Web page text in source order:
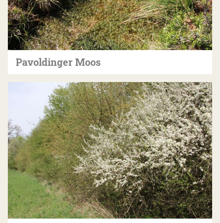
Pavoldinger Moos